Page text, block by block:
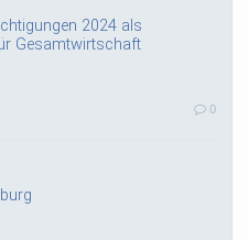
2024 als
Gesamtwirtschaft
0